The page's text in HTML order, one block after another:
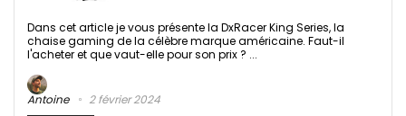
Dans cet article je vous présente la DxRacer King Series, la
chaise gaming de la célèbre marque américaine. Faut-il
l'acheter et que vaut-elle pour son prix ? ...
Antoine 2 février 2024